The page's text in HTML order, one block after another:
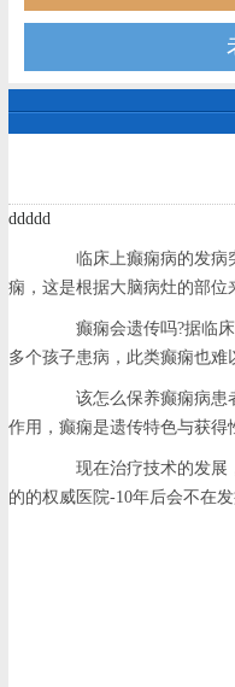
ddddd
临床上癫痫病的发病突
痫，这是根据大脑病灶的部位
癫痫会遗传吗?据临床
多个孩子患病，此类癫痫也
该怎么保养癫痫病患者-
作用，癫痫是遗传特色与获得
现在治疗技术的发展，
的的权威医院-10年后会不在